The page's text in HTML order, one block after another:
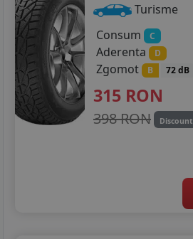
Turisme
Consum
C
Aderenta D
Zgomot B 72 dB
315 RON
398 RON Discount